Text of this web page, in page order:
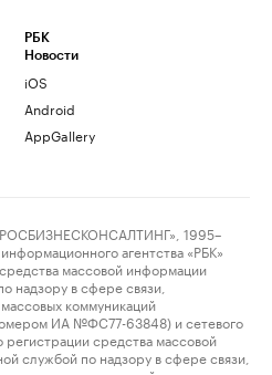
РБК
Новости
iOS
Android
AppGallery
1995–
агентства «РБК»
массовой информации
надзору в сфере связи,
коммуникаций
ИА №ФС77-63848) и сетевого
регистрации средства массовой
службой по надзору в сфере связи,